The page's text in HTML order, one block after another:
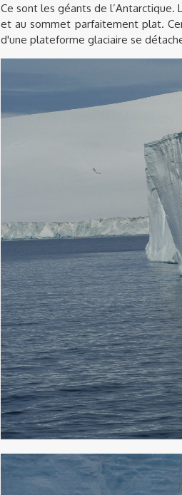
Ce sont les géants de l’Antarctique.
et au sommet parfaitement plat.
d'une plateforme glaciaire se